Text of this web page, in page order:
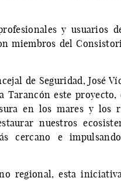
y usuarios
miembros del
de Seguridad, José
Tarancón este proyecto,
en los mares y los
nuestros
cercano e
regional, esta